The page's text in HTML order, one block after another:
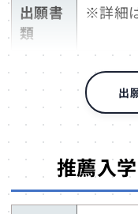
出
出願書
類
※詳細
出願方
法
※詳細
検定料
（出願
料）
※詳細
推薦入学